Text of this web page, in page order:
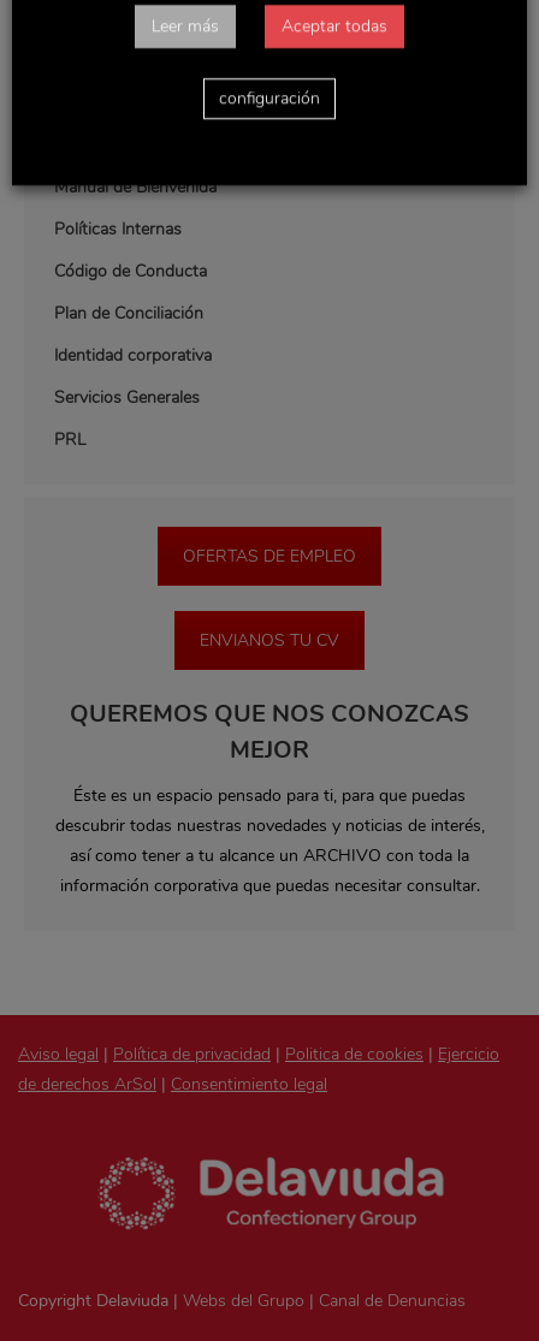
SOBRE NOSOTROS
Manual de Bienvenida
Políticas Internas
Código de Conducta
Plan de Conciliación
Identidad corporativa
Servicios Generales
PRL
OFERTAS DE EMPLEO
ENVIANOS TU CV
QUEREMOS QUE NOS CONOZCAS
MEJOR
Éste es un espacio pensado para ti, para que puedas
descubrir todas nuestras novedades y noticias de interés,
así como tener a tu alcance un ARCHIVO con toda la
información corporativa que puedas necesitar consultar.
Aviso legal | Política de privacidad | Politica de cookies | Ejercicio
de derechos ArSol | Consentimiento legal
Copyright Delaviuda | Webs del Grupo | Canal de Denuncias
Leer más Aceptar todas
configuración